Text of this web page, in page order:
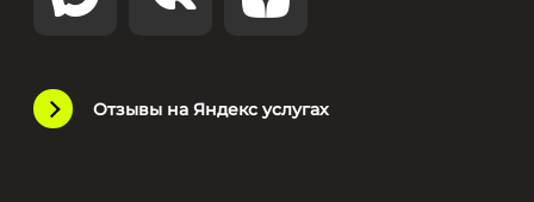
Отзывы на Яндекс услугах